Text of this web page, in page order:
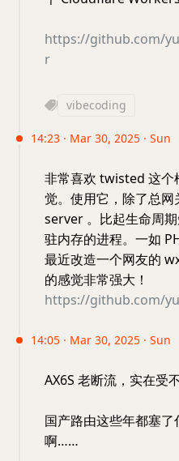
https://github.com/
r
vibecoding
14:23 · Mar 30, 2025 · Sun
非常喜欢 twisted 这个
觉。使用它，除了总
server 。比起生命周
驻内存的进程。一如
最近改造一个网友的
的感觉非常强大！
https://github.com/
14:05 · Mar 30, 2025 · Sun
AX6S 老断流，实在受
国产路由这些年都塞
啊……